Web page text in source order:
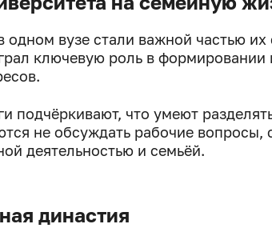
одном вузе стали важной частью
ключевую роль в формировании
подчёркивают, что умеют
не обсуждать рабочие вопросы,
деятельностью и семьёй.
династия